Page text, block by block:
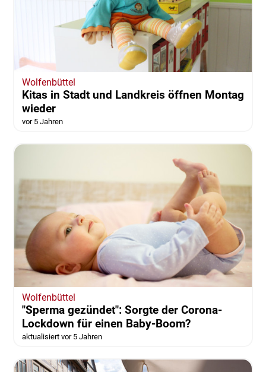
Wolfenbüttel
Kitas in Stadt und Landkreis öffnen Montag
wieder
vor 5 Jahren
Wolfenbüttel
"Sperma gezündet": Sorgte der Corona-
Lockdown für einen Baby-Boom?
aktualisiert vor 5 Jahren